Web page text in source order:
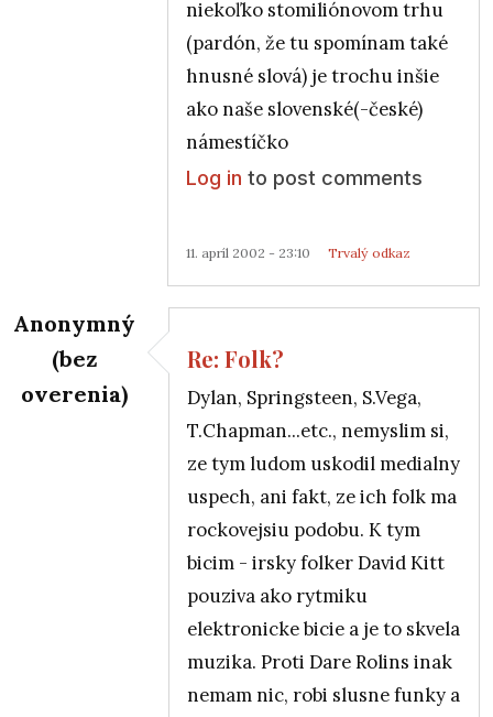
niekoľko stomiliónovom trhu
(pardón, že tu spomínam také
hnusné slová) je trochu inšie
ako naše slovenské(-české)
námestíčko
Log in to post comments
11. apríl 2002 - 23:10 Trvalý odkaz
Anonymný
(bez
overenia)
Re: Folk?by7110156064
Re: Folk?
Dylan, Springsteen, S.Vega,
T.Chapman...etc., nemyslim si,
ze tym ludom uskodil medialny
uspech, ani fakt, ze ich folk ma
rockovejsiu podobu. K tym
bicim - irsky folker David Kitt
pouziva ako rytmiku
elektronicke bicie a je to skvela
muzika. Proti Dare Rolins inak
nemam nic, robi slusne funky a